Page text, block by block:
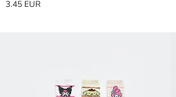
3.45 EUR